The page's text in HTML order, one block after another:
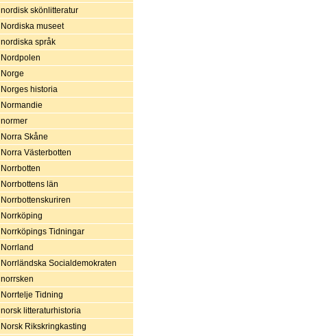
nordisk skönlitteratur
Nordiska museet
nordiska språk
Nordpolen
Norge
Norges historia
Normandie
normer
Norra Skåne
Norra Västerbotten
Norrbotten
Norrbottens län
Norrbottenskuriren
Norrköping
Norrköpings Tidningar
Norrland
Norrländska Socialdemokraten
norrsken
Norrtelje Tidning
norsk litteraturhistoria
Norsk Rikskringkasting